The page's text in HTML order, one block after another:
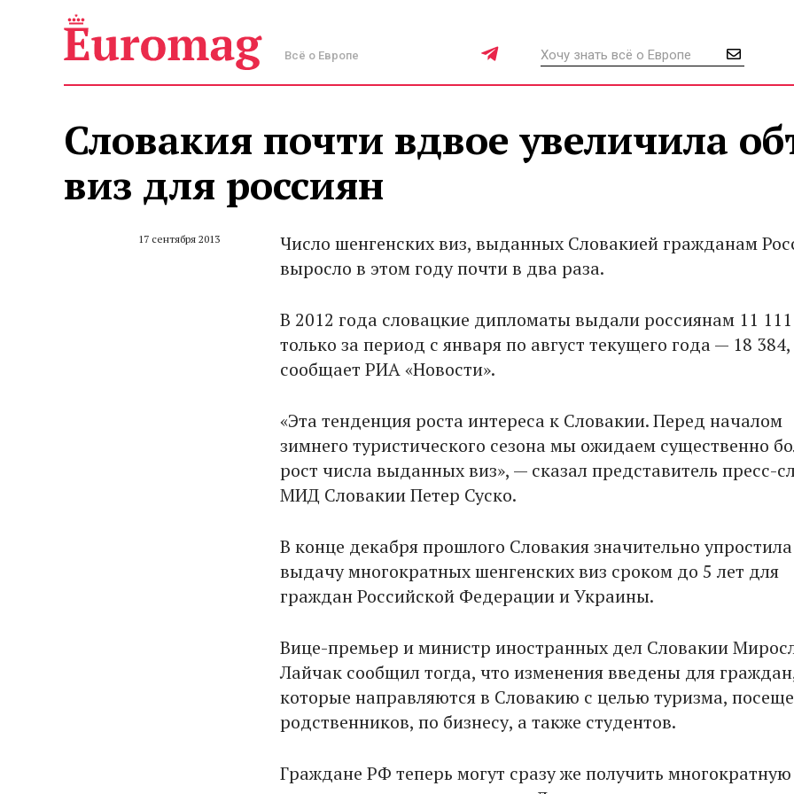
Всё о Европе
Словакия почти вдвое увеличила
виз для россиян
17 сентября 2013
Число шенгенских виз, выданных Словакией гражданам
выросло в этом году почти в два раза.
В 2012 года словацкие дипломаты выдали россиянам 11 111
только за период с января по август текущего года — 18 384,
сообщает РИА «Новости».
«Эта тенденция роста интереса к Словакии. Перед началом
зимнего туристического сезона мы ожидаем существенно
рост числа выданных виз», — сказал представитель пресс-
МИД Словакии Петер Суско.
В конце декабря прошлого Словакия значительно упростила
выдачу многократных шенгенских виз сроком до 5 лет для
граждан Российской Федерации и Украины.
Вице-премьер и министр иностранных дел Словакии
Лайчак сообщил тогда, что изменения введены для
которые направляются в Словакию с целью туризма,
родственников, по бизнесу, а также студентов.
Граждане РФ теперь могут сразу же получить многократную